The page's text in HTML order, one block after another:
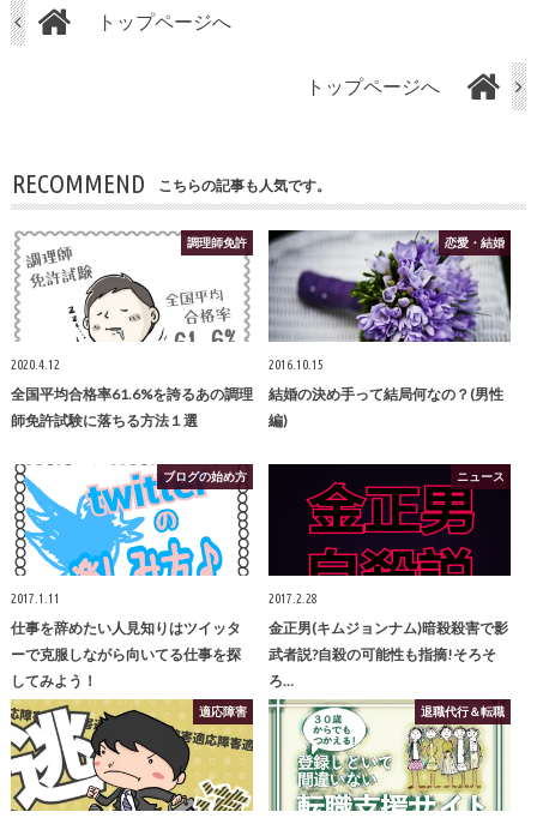
トップページへ
トップページへ
RECOMMEND こちらの記事も人気です。
調理師免許
2020.4.12
全国平均合格率61.6%を誇るあの調理
師免許試験に落ちる方法１選
恋愛・結婚
2016.10.15
結婚の決め手って結局何なの？(男性
編)
ブログの始め方
2017.1.11
仕事を辞めたい人見知りはツイッタ
ーで克服しながら向いてる仕事を探
してみよう！
ニュース
2017.2.28
金正男(キムジョンナム)暗殺殺害で影
武者説?自殺の可能性も指摘!そろそ
ろ…
適応障害 退職代行＆転職